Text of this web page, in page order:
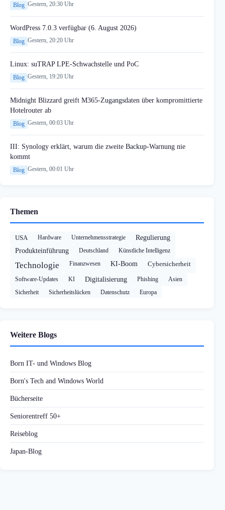
Blog Gestern, 20:30 Uhr
WordPress 7.0.3 verfügbar (6. August 2026)
Blog Gestern, 20:20 Uhr
Linux: suTRAP LPE-Schwachstelle und PoC
Blog Gestern, 19:20 Uhr
Midnight Blizzard greift M365-Zugangsdaten über kompromittierte
Hotelrouter ab
Blog Gestern, 00:03 Uhr
III: Synology erklärt, warum die zweite Backup-Warnung nie
kommt
Blog Gestern, 00:01 Uhr
Themen
USA Hardware Unternehmensstrategie
Regulierung
Produkteinführung
Deutschland Künstliche Intelligenz
Technologie Finanzwesen KI-Boom Cybersicherheit
Software-Updates KI Digitalisierung Phishing
Asien
Sicherheit
Sicherheitslücken Datenschutz Europa
Weitere Blogs
Born IT- und Windows Blog
Born's Tech and Windows World
Bücherseite
Seniorentreff 50+
Reiseblog
Japan-Blog